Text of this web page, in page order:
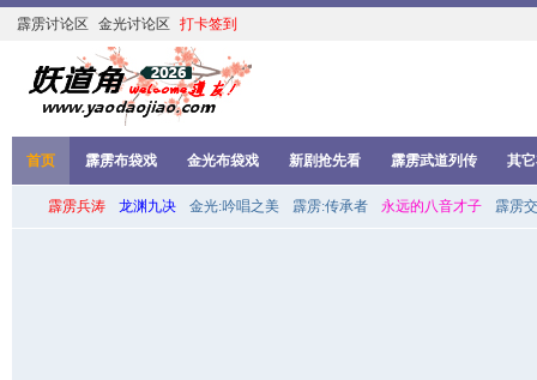
霹雳讨论区 金光讨论区 打卡签到
首页 霹雳布袋戏 金光布袋戏 新剧抢先看 霹雳武道列传 其
霹雳兵涛 龙渊九决 金光:吟唱之美 霹雳:传承者 永远的八音才子 霹雳